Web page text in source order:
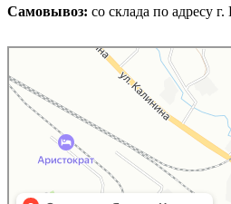
Самовывоз: cо склада по адресу